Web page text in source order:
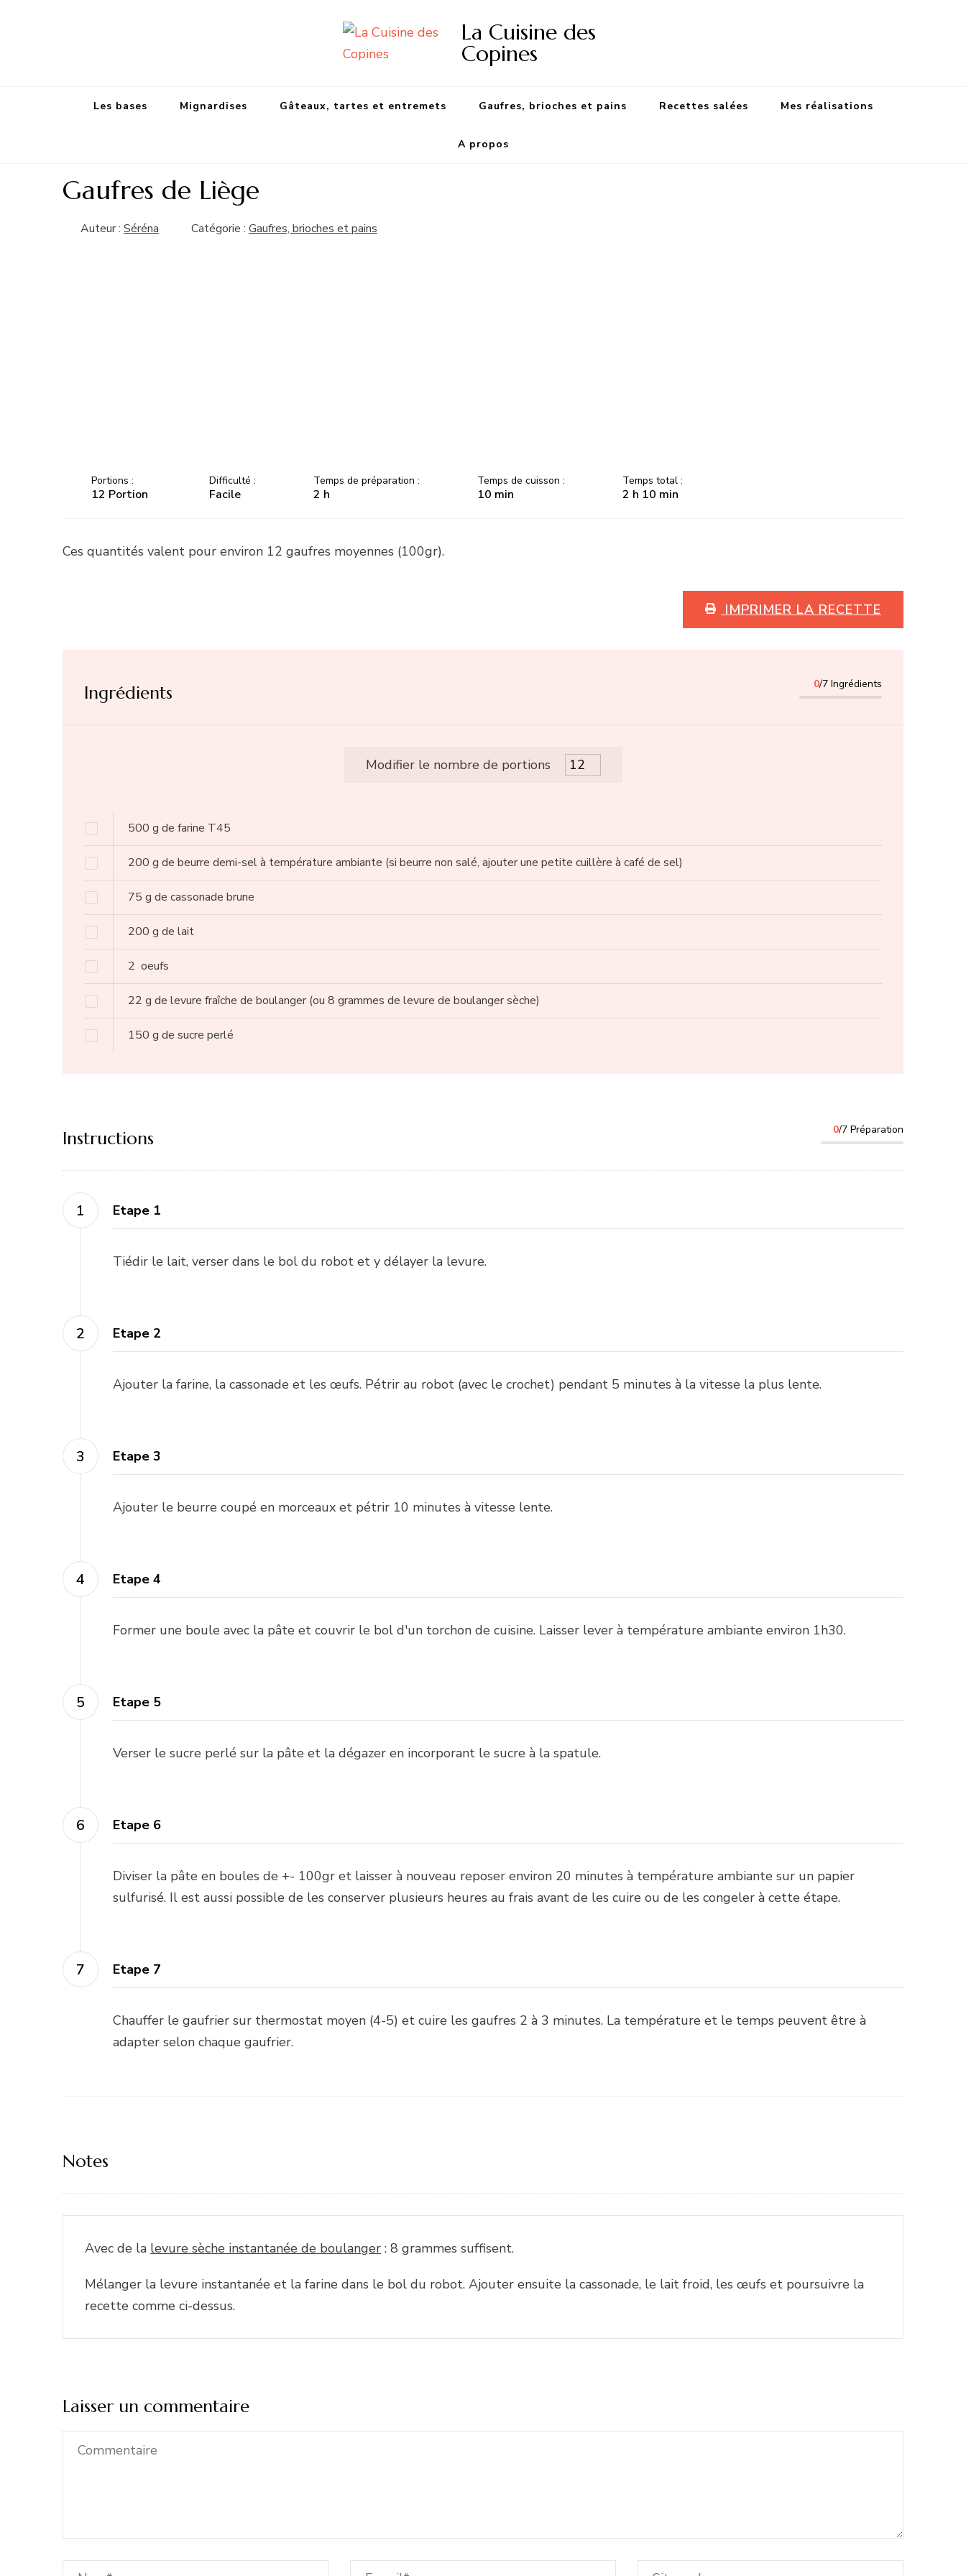
La Cuisine des
Copines
Les bases Mignardises Gâteaux, tartes et entremets Gaufres, brioches et pains Recettes salées Mes réalisations
A propos
Gaufres de Liège
Auteur : Séréna Catégorie : Gaufres, brioches et pains
Portions :
12 Portion
Difficulté :
Facile
Temps de préparation :
2 h
Temps de cuisson :
10 min
Temps total :
2 h 10 min
Ces quantités valent pour environ 12 gaufres moyennes (100gr).
IMPRIMER LA RECETTE
Ingrédients 0/7 Ingrédients
Modifier le nombre de portions
500 g de farine T45
200 g de beurre demi-sel à température ambiante (si beurre non salé, ajouter une petite cuillère à café de sel)
75 g de cassonade brune
200 g de lait
2 oeufs
22 g de levure fraîche de boulanger (ou 8 grammes de levure de boulanger sèche)
150 g de sucre perlé
Instructions 0/7 Préparation
Etape 1
Tiédir le lait, verser dans le bol du robot et y délayer la levure.
Etape 2
Ajouter la farine, la cassonade et les œufs. Pétrir au robot (avec le crochet) pendant 5 minutes à la vitesse la plus lente.
Etape 3
Ajouter le beurre coupé en morceaux et pétrir 10 minutes à vitesse lente.
Etape 4
Former une boule avec la pâte et couvrir le bol d'un torchon de cuisine. Laisser lever à température ambiante environ 1h30.
Etape 5
Verser le sucre perlé sur la pâte et la dégazer en incorporant le sucre à la spatule.
Etape 6
Diviser la pâte en boules de +- 100gr et laisser à nouveau reposer environ 20 minutes à température ambiante sur un papier
sulfurisé. Il est aussi possible de les conserver plusieurs heures au frais avant de les cuire ou de les congeler à cette étape.
Etape 7
Chauffer le gaufrier sur thermostat moyen (4-5) et cuire les gaufres 2 à 3 minutes. La température et le temps peuvent être à
adapter selon chaque gaufrier.
Notes
Avec de la levure sèche instantanée de boulanger : 8 grammes suffisent.
Mélanger la levure instantanée et la farine dans le bol du robot. Ajouter ensuite la cassonade, le lait froid, les œufs et poursuivre la
recette comme ci-dessus.
Laisser un commentaire